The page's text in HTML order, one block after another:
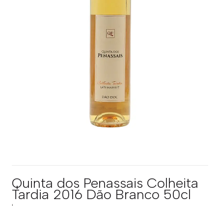
Quinta dos Penassais Colheita
Tardia 2016 Dão Branco 50cl